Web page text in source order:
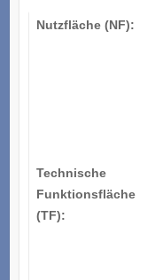
Nutzfläche (NF):
Technische
Funktionsfläche
(TF):